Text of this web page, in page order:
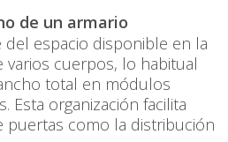
de un armario
del espacio disponible en la
varios cuerpos, lo habitual
total en módulos
Esta organización facilita
puertas como la distribución